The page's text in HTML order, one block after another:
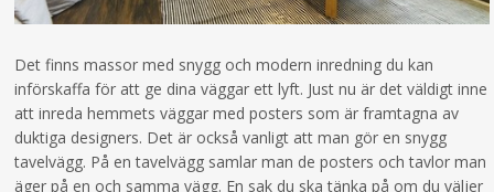
Det finns massor med snygg och modern inredning du kan
införskaffa för att ge dina väggar ett lyft. Just nu är det väldigt inne
att inreda hemmets väggar med posters som är framtagna av
duktiga designers. Det är också vanligt att man gör en snygg
tavelvägg. På en tavelvägg samlar man de posters och tavlor man
äger på en och samma vägg. En sak du ska tänka på om du väljer